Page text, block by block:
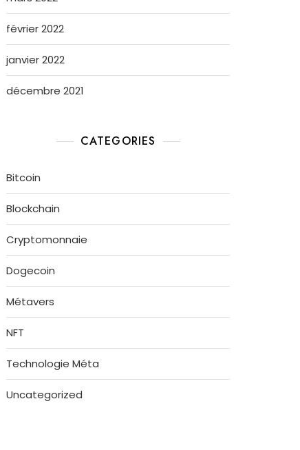
février 2022
janvier 2022
décembre 2021
CATEGORIES
Bitcoin
Blockchain
Cryptomonnaie
Dogecoin
Métavers
NFT
Technologie Méta
Uncategorized